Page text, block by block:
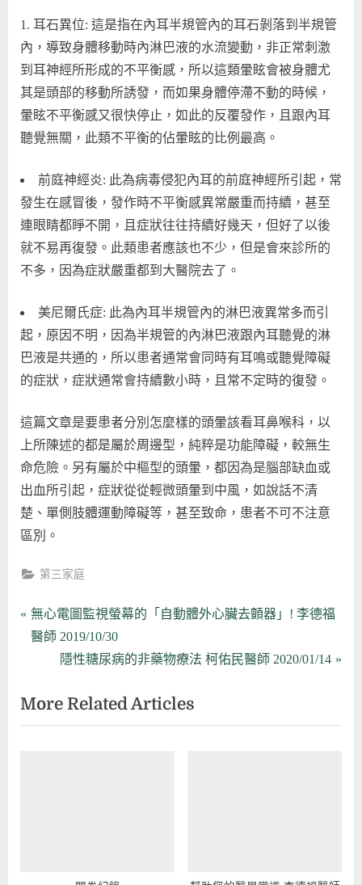
耳石異位: 這是指在內耳半規管內的耳石剝落到半規管
內，導致身體移動時內淋巴液的水流變動，非正常刺激
到耳神經所形成的不平衡感，所以這類暈眩會被身體尤
其是頭部的移動所誘發，而如果身體停滯不動的時候，
暈眩不平衡感又很快停止，如此的反覆發作，且跟內耳
聽覺無關，此類不平衡的佔暈眩的比例最高。
前庭神經炎: 此為病毒侵犯內耳的前庭神經所引起，常
發生在感冒後，發作時不平衡感異常嚴重而持續，甚至
連眼睛都睜不開，且症狀往往持續好幾天，但好了以後
就不易再復發。此類患者應該也不少，但是會來診所的
不多，因為症狀嚴重都到大醫院去了。
美尼爾氏症: 此為內耳半規管內的淋巴液異常多而引
起，原因不明，因為半規管的內淋巴液跟內耳聽覺的淋
巴液是共通的，所以患者通常會同時有耳鳴或聽覺障礙
的症狀，症狀通常會持續數小時，且常不定時的復發。
這篇文章是要患者分別怎麼樣的頭暈該看耳鼻喉科，以
上所陳述的都是屬於周邊型，純粹是功能障礙，較無生
命危險。另有屬於中樞型的頭暈，都因為是腦部缺血或
出血所引起，症狀從從輕微頭暈到中風，如說話不清
楚、單側肢體運動障礙等，甚至致命，患者不可不注意
區別。
第三家庭
文
覽
P
r
i
o
無心電圖監視螢幕的「自動體外心臟去顫器」! 李德福
醫師 2019/10/30
N
x
t
隱性糖尿病的非藥物療法 柯佑民醫師 2020/01/14
More Related Articles